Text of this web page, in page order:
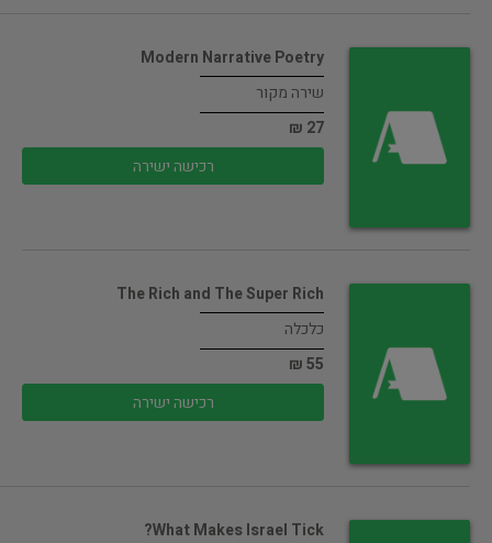
Modern Narrative Poetry
שירה מקור
27 ₪
רכישה ישירה
The Rich and The Super Rich
כלכלה
55 ₪
רכישה ישירה
What Makes Israel Tick?